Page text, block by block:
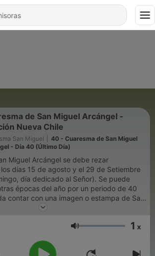
de San Miguel Arcángel -
Nueva Chile
San Miguel
40 - Cuaresma de San Miguel
- Día 40 (Último Día)
Miguel Arcángel se debe rezar
días 15 de agosto y el 29 de Setiembre
día dedicado al Señor). Se puede
épocas del año por un periodo de 40
Volumen 1 x